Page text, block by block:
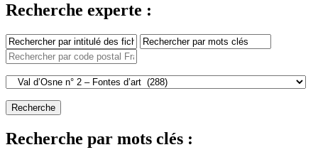
Recherche experte :
Recherche par mots clés :